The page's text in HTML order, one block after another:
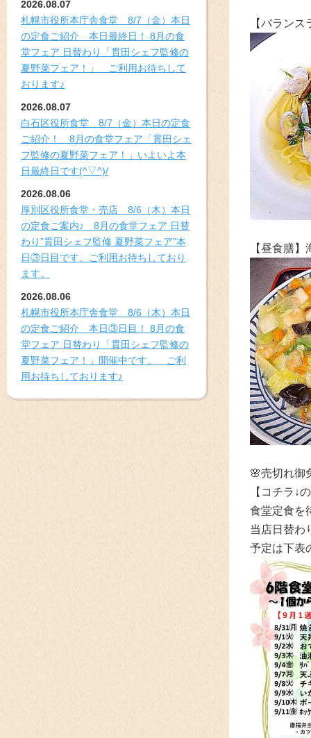
2026.08.07
札幌市役所本庁舎食堂 8/7（金）本日
の定食ご紹介 本日最終日！ 8月の食
堂フェア 日替わり「貫田シェフ監修の
夏野菜フェア！」 ご利用お待ちして
おります♪
2026.08.07
白石区役所食堂 8/7（金）本日の定食
ご紹介！ 8月の食堂フェア「貫田シェ
フ監修の夏野菜フェア！」いよいよ本
日最終日です(^▽^)/
2026.08.06
厚別区役所食堂・売店 8/6（木）本日
の定食ご案内♪ 8月の食堂フェア 日替
わり”貫田シェフ監修 夏野菜フェア”本
日③日目です。ご利用お待ちしており
ます。
2026.08.06
札幌市役所本庁舎食堂 8/6（木）本日
の定食ご紹介 本日③日目！ 8月の食
堂フェア 日替わり「貫田シェフ監修の
夏野菜フェア！」開催中です。 ご利
用お待ちしております♪
【バランス
【昼食膳】
🌸売切れ御
【コチラ↓
食堂定食を
当店日替わ
予定は下表